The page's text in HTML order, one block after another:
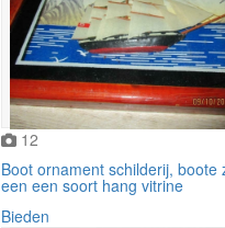
12
Boot ornament schilderij, boote
een een soort hang vitrine
Bieden